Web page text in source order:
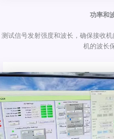
功率和
测试信号发射强度和波长，确保接收
机的波长